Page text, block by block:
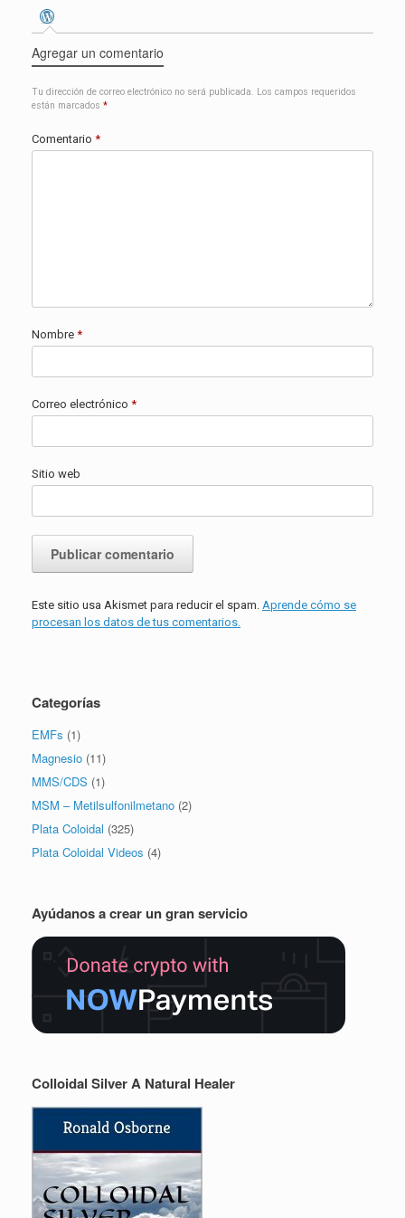
Agregar un comentario
Tu dirección de correo electrónico no será publicada. Los campos requeridos
están marcados *
Comentario *
Nombre *
Correo electrónico *
Sitio web
Este sitio usa Akismet para reducir el spam. Aprende cómo se
procesan los datos de tus comentarios.
Categorías
EMFs (1)
Magnesio (11)
MMS/CDS (1)
MSM – Metilsulfonilmetano (2)
Plata Coloidal (325)
Plata Coloidal Videos (4)
Ayúdanos a crear un gran servicio
Colloidal Silver A Natural Healer